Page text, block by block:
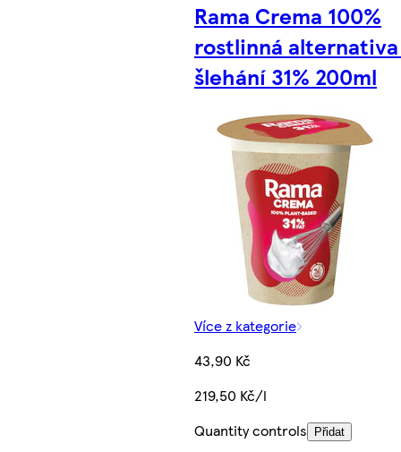
Rama Crema 100%
rostlinná
šlehání 31% 200ml
Více z kategorie
43,90 Kč
219,50 Kč/l
Quantity controls
Přidat